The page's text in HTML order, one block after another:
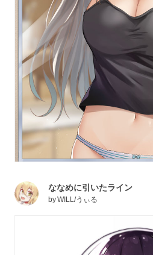
ななめに引いたライン
byWILL/うぃる